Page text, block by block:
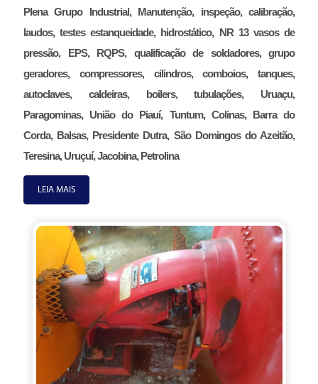
Plena Grupo Industrial, Manutenção, inspeção, calibração,
laudos, testes estanqueidade, hidrostático, NR 13 vasos de
pressão, EPS, RQPS, qualificação de soldadores, grupo
geradores, compressores, cilindros, comboios, tanques,
autoclaves, caldeiras, boilers, tubulações, Uruaçu,
Paragominas, União do Piauí, Tuntum, Colinas, Barra do
Corda, Balsas, Presidente Dutra, São Domingos do Azeitão,
Teresina, Uruçuí, Jacobina, Petrolina
LEIA MAIS